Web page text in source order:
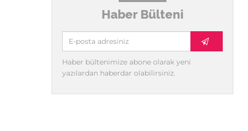
Haber Bülteni
Haber bültenimize abone olarak yeni
yazılardan haberdar olabilirsiniz.